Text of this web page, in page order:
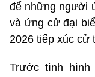
để những người
và ứng cử đại
2026 tiếp xúc cử
Trước tình hình